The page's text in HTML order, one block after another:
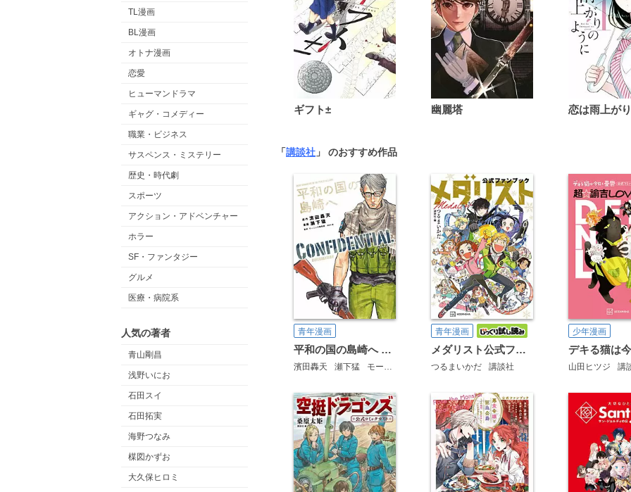
TL漫画
BL漫画
オトナ漫画
恋愛
ヒューマンドラマ
ギャグ・コメディー
職業・ビジネス
サスペンス・ミステリー
歴史・時代劇
スポーツ
アクション・アドベンチャー
ホラー
SF・ファンタジー
グルメ
医療・病院系
人気の著者
青山剛昌
浅野いにお
石田スイ
石田拓実
海野つなみ
楳図かずお
大久保ヒロミ
ギフト± 幽麗塔
「講談社 」 のおすすめ作品
青年漫画
平和の国の島崎へ CONFIDENTIAL INFORMATION
濱田轟天 瀬下猛 モーニング編集部 講談社
青年漫画
メダリスト公式ファンブック
つるまいかだ 講談社
少年漫画
山田ヒツジ 講